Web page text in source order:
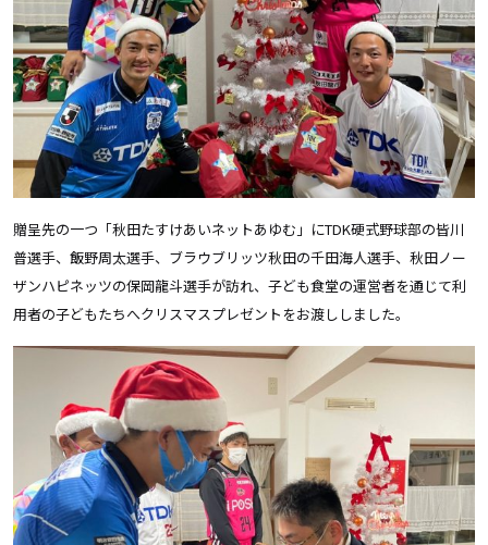
贈呈先の一つ「秋田たすけあいネットあゆむ」にTDK硬式野球部の皆川
普選手、飯野周太選手、ブラウブリッツ秋田の千田海人選手、秋田ノー
ザンハピネッツの保岡龍斗選手が訪れ、子ども食堂の運営者を通じて利
用者の子どもたちへクリスマスプレゼントをお渡ししました。